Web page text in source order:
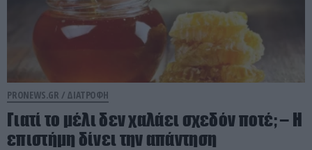
PRONEWS.GR / ΔΙΑΤΡΟΦΗ
Γιατί το μέλι δεν χαλάει σχεδόν ποτέ; – Η
επιστήμη δίνει την απάντηση